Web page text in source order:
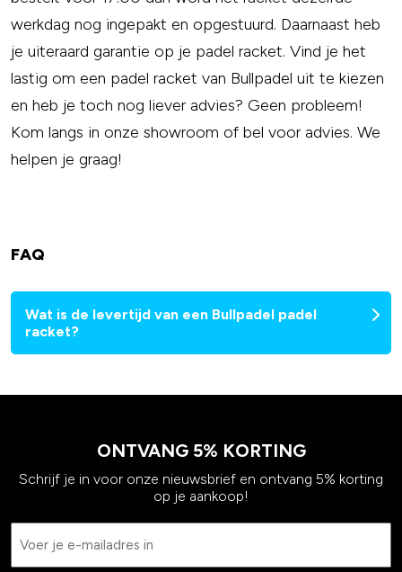
werkdag nog ingepakt en opgestuurd. Daarnaast heb
je uiteraard garantie op je padel racket. Vind je het
lastig om een padel racket van Bullpadel uit te kiezen
en heb je toch nog liever advies? Geen probleem!
Kom langs in onze showroom of bel voor advies. We
helpen je graag!
FAQ
Wat is de levertijd van een Bullpadel padel
racket?
ONTVANG 5% KORTING
Schrijf je in voor onze nieuwsbrief en ontvang 5% korting
op je aankoop!